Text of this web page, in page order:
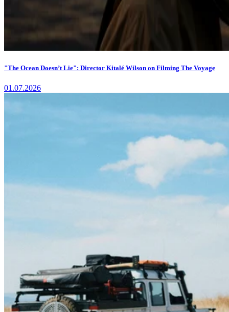
"The Ocean Doesn’t Lie": Director Kitalé Wilson on Filming The Voyage
01.07.2026